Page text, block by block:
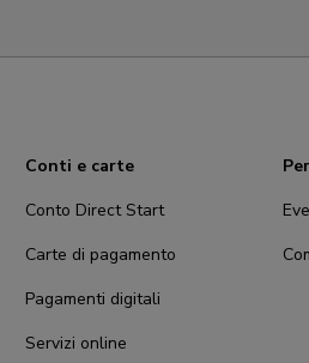
Conti e carte
Conto Direct Start
Carte di pagamento
Pagamenti digitali
Servizi online